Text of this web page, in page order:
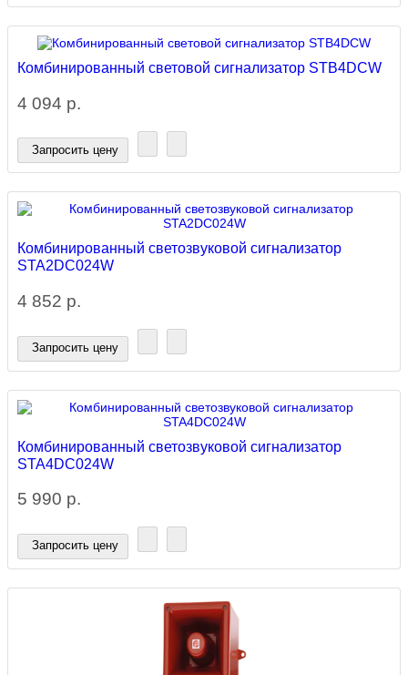
Комбинированный световой сигнализатор STB4DCW
4 094 р.
Запросить цену
Комбинированный светозвуковой сигнализатор
STA2DC024W
4 852 р.
Запросить цену
Комбинированный светозвуковой сигнализатор
STA4DC024W
5 990 р.
Запросить цену